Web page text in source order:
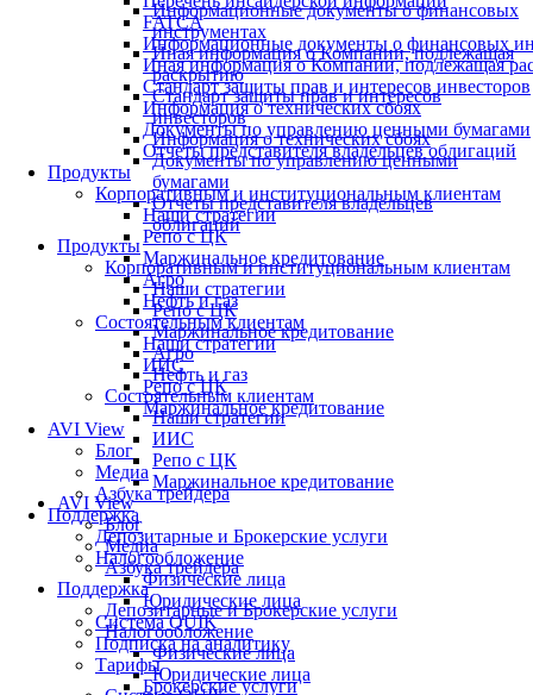
FATCA
Информационные документы о финансовых
Иная информация о Компании, подлежащая
Стандарт защиты прав и интересов инвесторов
Информация о технических сбоях
Документы по управлению ценными бумагами
Отчеты представителя владельцев облигаций
Продукты
Корпоративным и институциональным клиентам
Наши стратегии
Репо с ЦК
Маржинальное кредитование
Агро
Нефть и газ
Состоятельным клиентам
Наши стратегии
ИИС
Репо с ЦК
Маржинальное кредитование
AVI View
Блог
Медиа
Азбука трейдера
Поддержка
Депозитарные и Брокерские услуги
Налогообложение
Физические лица
Юридические лица
Система QUIK
Подписка на аналитику
Тарифы
Брокерские услуги
Информационные документы о финансовых
инструментах
Иная информация о Компании, подлежащая
раскрытию
Стандарт защиты прав и интересов
инвесторов
Информация о технических сбоях
Документы по управлению ценными
бумагами
Отчеты представителя владельцев
облигаций
Продукты
Корпоративным и институциональным клиентам
Наши стратегии
Репо с ЦК
Маржинальное кредитование
Агро
Нефть и газ
Состоятельным клиентам
Наши стратегии
ИИС
Репо с ЦК
Маржинальное кредитование
AVI View
Блог
Медиа
Азбука трейдера
Поддержка
Депозитарные и Брокерские услуги
Налогообложение
Физические лица
Юридические лица